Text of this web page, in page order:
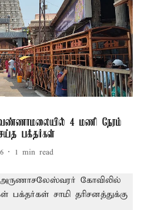
4 மணி நேரம்
பக்தர்கள்
1 min read